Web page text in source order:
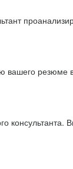
вашего резюме